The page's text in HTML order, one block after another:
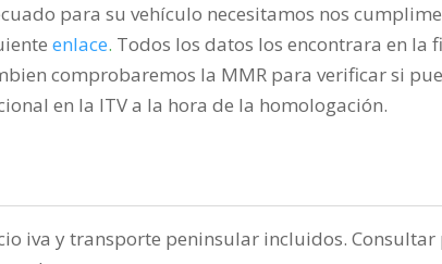
para su vehículo necesitamos nos
enlace. Todos los datos los encontrara en la
comprobaremos la MMR para verificar si
en la ITV a la hora de la homologación.
iva y transporte peninsular incluidos.